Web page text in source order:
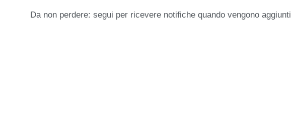
Da non perdere: segui per ricevere notifiche quando vengono